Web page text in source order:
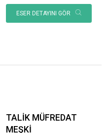
ESER DETAYINI GÖR
TALİK MÜFREDAT
MEŞKİ